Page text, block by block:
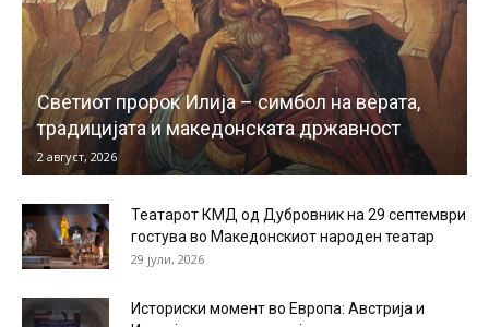
Светиот пророк Илија – симбол на верата,
традицијата и македонската државност
2 август, 2026
Театарот КМД од Дубровник на 29 септември
гостува во Македонскиот народен театар
29 јули, 2026
Историски момент во Европа: Австрија и